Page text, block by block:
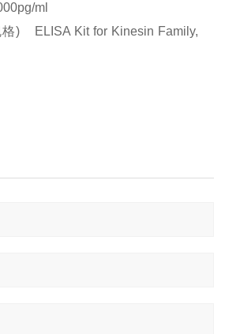
ml
) ELISA Kit for Kinesin Family,